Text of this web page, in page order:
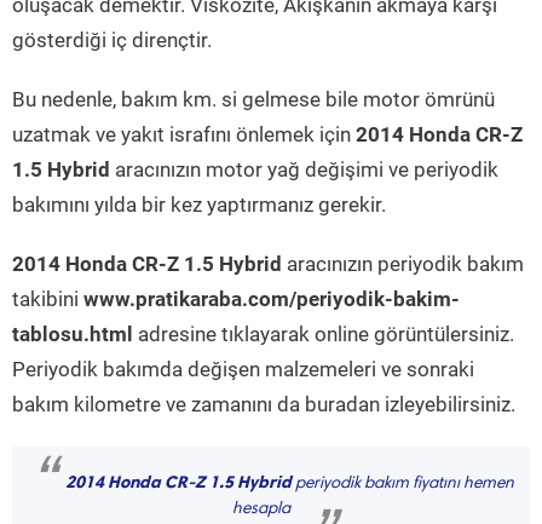
oluşacak demektir. Viskozite, Akışkanın akmaya karşı
gösterdiği iç dirençtir.
Bu nedenle, bakım km. si gelmese bile motor ömrünü
uzatmak ve yakıt israfını önlemek için 2014 Honda CR-Z
1.5 Hybrid aracınızın motor yağ değişimi ve periyodik
bakımını yılda bir kez yaptırmanız gerekir.
2014 Honda CR-Z 1.5 Hybrid aracınızın periyodik bakım
takibini www.pratikaraba.com/periyodik-bakim-
tablosu.html adresine tıklayarak online görüntülersiniz.
Periyodik bakımda değişen malzemeleri ve sonraki
bakım kilometre ve zamanını da buradan izleyebilirsiniz.
“ 2014 Honda CR-Z 1.5 Hybridperiyodik bakım fiyatını hemen
hesapla